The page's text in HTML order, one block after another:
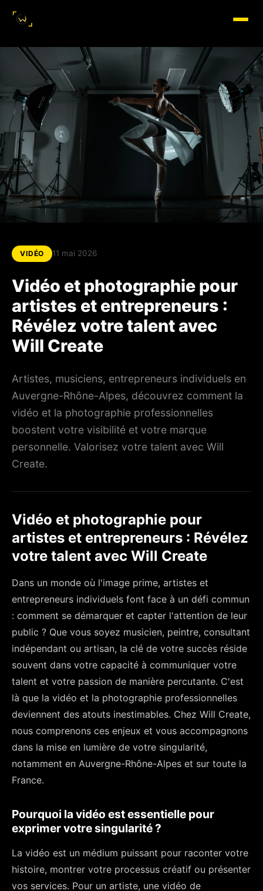
VIDÉO 11 mai 2026
Vidéo et photographie pour
artistes et entrepreneurs :
Révélez votre talent avec
Will Create
Artistes, musiciens, entrepreneurs individuels en
Auvergne-Rhône-Alpes, découvrez comment la
vidéo et la photographie professionnelles
boostent votre visibilité et votre marque
personnelle. Valorisez votre talent avec Will
Create.
Vidéo et photographie pour
artistes et entrepreneurs : Révélez
votre talent avec Will Create
Dans un monde où l'image prime, artistes et
entrepreneurs individuels font face à un défi commun
: comment se démarquer et capter l'attention de leur
public ? Que vous soyez musicien, peintre, consultant
indépendant ou artisan, la clé de votre succès réside
souvent dans votre capacité à communiquer votre
talent et votre passion de manière percutante. C'est
là que la vidéo et la photographie professionnelles
deviennent des atouts inestimables. Chez Will Create,
nous comprenons ces enjeux et vous accompagnons
dans la mise en lumière de votre singularité,
notamment en Auvergne-Rhône-Alpes et sur toute la
France.
Pourquoi la vidéo est essentielle pour
exprimer votre singularité ?
La vidéo est un médium puissant pour raconter votre
histoire, montrer votre processus créatif ou présenter
vos services. Pour un artiste, une vidéo de